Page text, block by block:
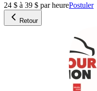
24 $ à 39 $ par heurePostuler
Retour